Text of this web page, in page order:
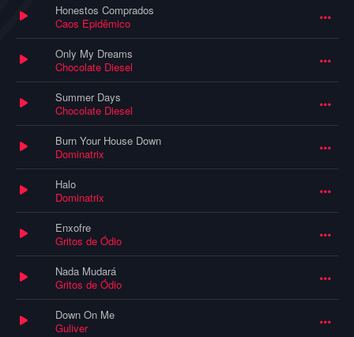
Honestos Comprados
Caos Epidêmico
Only My Dreams
Chocolate Diesel
Summer Days
Chocolate Diesel
Burn Your House Down
Dominatrix
Halo
Dominatrix
Enxofre
Gritos de Ódio
Nada Mudará
Gritos de Ódio
Down On Me
Guliver